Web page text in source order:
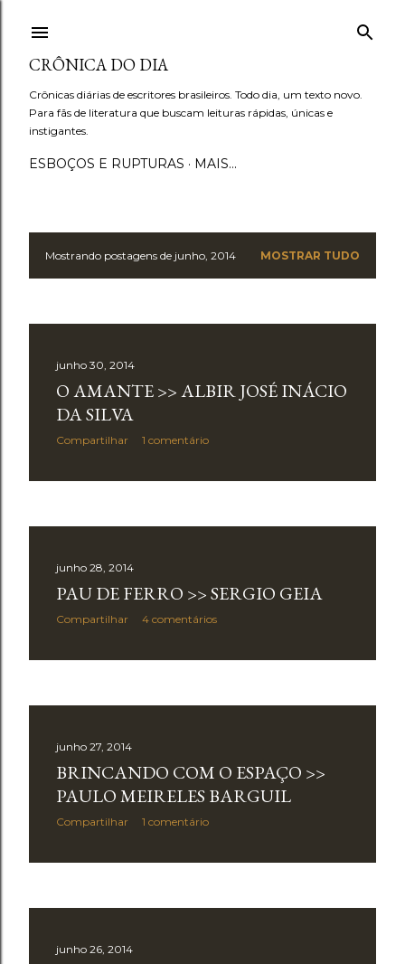
CRÔNICA DO DIA
Crônicas diárias de escritores brasileiros. Todo dia, um texto novo.
Para fãs de literatura que buscam leituras rápidas, únicas e
instigantes.
ESBOÇOS E RUPTURAS MAIS…
P
e
n
Mostrando postagens de junho, 2014 MOSTRAR TUDO
junho 30, 2014
O AMANTE >> ALBIR JOSÉ INÁCIO
DA SILVA
Compartilhar 1 comentário
junho 28, 2014
PAU DE FERRO >> SERGIO GEIA
Compartilhar 4 comentários
junho 27, 2014
BRINCANDO COM O ESPAÇO >>
PAULO MEIRELES BARGUIL
Compartilhar 1 comentário
junho 26, 2014